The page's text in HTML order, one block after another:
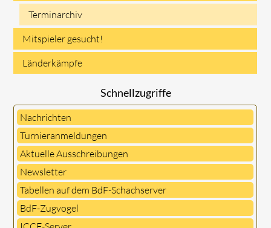
Terminarchiv
Mitspieler gesucht!
Länderkämpfe
Schnellzugriffe
Nachrichten
Turnieranmeldungen
Aktuelle Ausschreibungen
Newsletter
Tabellen auf dem BdF-Schachserver
BdF-Zugvogel